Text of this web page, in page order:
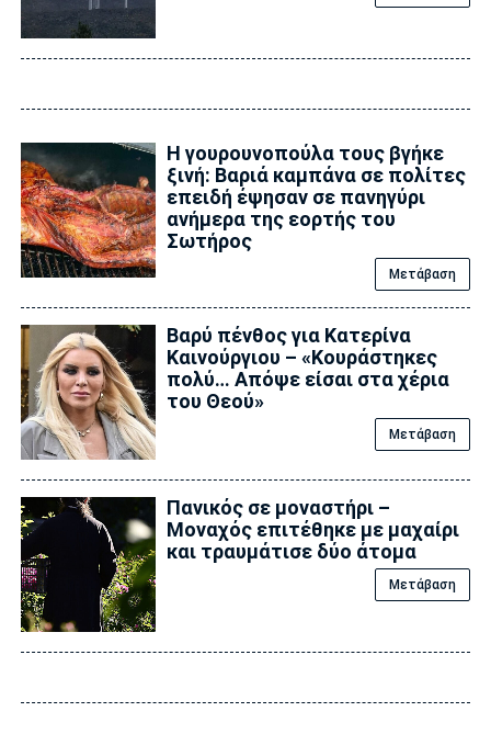
Η γουρουνοπούλα τους βγήκε
ξινή: Βαριά καμπάνα σε πολίτες
επειδή έψησαν σε πανηγύρι
ανήμερα της εορτής του
Σωτήρος
Μετάβαση
Βαρύ πένθος για Κατερίνα
Καινούργιου – «Κουράστηκες
πολύ… Απόψε είσαι στα χέρια
του Θεού»
Μετάβαση
Πανικός σε μοναστήρι –
Μοναχός επιτέθηκε με μαχαίρι
και τραυμάτισε δύο άτομα
Μετάβαση